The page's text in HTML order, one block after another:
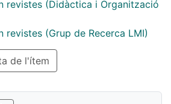
revistes (Didàctica i Organització
(Grup de Recerca LMI)
de l'ítem